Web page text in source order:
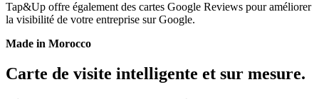
Tap&Up offre également des cartes Google Reviews pour améliorer
la visibilité de votre entreprise sur Google.
Made in Morocco
Carte de visite intelligente et sur mesure.